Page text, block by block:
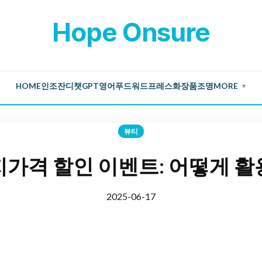
Hope Onsure
HOME인조잔디 챗GPT영어 푸드워드프레스화장품조명MORE ▼
뷰티
가격 할인 이벤트: 어떻게 활
2025-06-17